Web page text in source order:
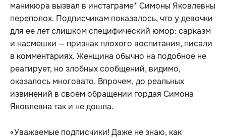
маникюра вызвал в инстаграме* Симоны Яковлевны
переполох. Подписчикам показалось, что у девочки
для ее лет слишком специфический юмор: сарказм
и насмешки — признак плохого воспитания, писали
в комментариях. Женщина обычно на подобное не
реагирует, но злобных сообщений, видимо,
оказалось многовато. Впрочем, до реальных
извинений в своем обращении гордая Симона
Яковлевна так и не дошла.
«Уважаемые подписчики! Даже не знаю, как